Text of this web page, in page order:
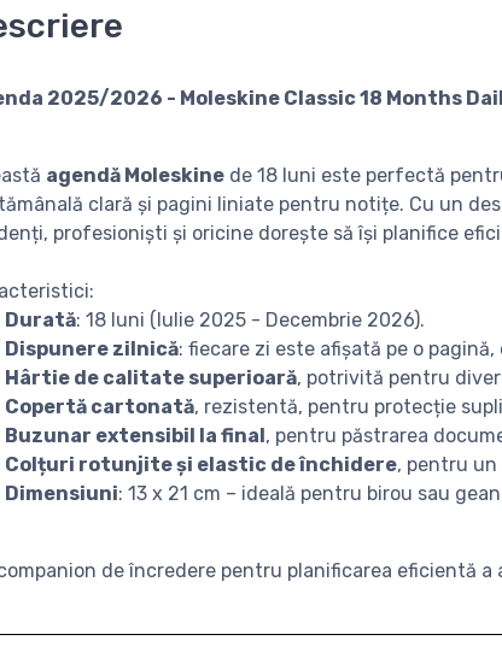
2025/2026 - Moleskine Classic 18 Months
agendă Moleskine de 18 luni este perfectă
clară și pagini liniate pentru notițe. Cu un
profesioniști și oricine dorește să își planifice
Durată: 18 luni (Iulie 2025 - Decembrie 2026).
Dispunere zilnică: fiecare zi este afișată pe o
Hârtie de calitate superioară, potrivită pentru
Copertă cartonată, rezistentă, pentru protecție
Buzunar extensibil la final, pentru păstrarea
Colțuri rotunjite și elastic de închidere, pentru un
Dimensiuni: 13 x 21 cm – ideală pentru birou sau
de încredere pentru planificarea eficientă